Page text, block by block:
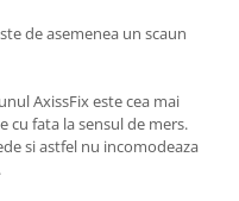
de asemenea un scaun
AxissFix este cea mai
cu fata la sensul de mers.
si astfel nu incomodeaza